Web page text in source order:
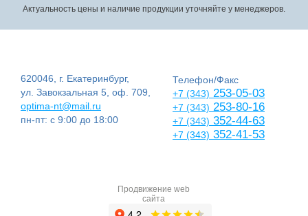
Актуальность цены и наличие продукции уточняйте у менеджеров.
620046, г. Екатеринбург,
ул. Завокзальная 5, оф. 709,
optima-nt@mail.ru
пн-пт: с 9:00 до 18:00
Телефон/Факс
+7 (343) 253-05-03
+7 (343) 253-80-16
+7 (343) 352-44-63
+7 (343) 352-41-53
Продвижение web
сайта